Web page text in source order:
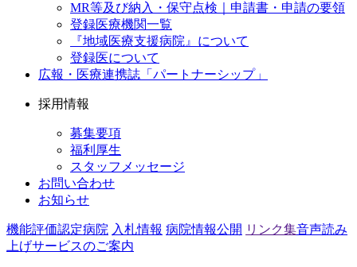
MR等及び納入・保守点検｜申請書・申請の要領
登録医療機関一覧
『地域医療支援病院』について
登録医について
広報・医療連携誌「パートナーシップ」
採用情報
募集要項
福利厚生
スタッフメッセージ
お問い合わせ
お知らせ
機能評価認定病院 入札情報 病院情報公開 リンク集音声読み
上げサービスのご案内